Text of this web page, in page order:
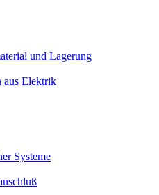
und Lagerung
aus Elektrik
Systeme